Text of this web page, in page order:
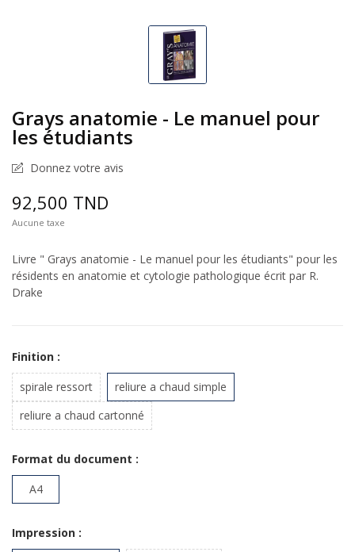
Grays anatomie - Le manuel pour
les étudiants
Donnez votre avis
92,500 TND
Aucune taxe
Livre " Grays anatomie - Le manuel pour les étudiants" pour les
résidents en anatomie et cytologie pathologique écrit par R.
Drake
Finition :
spirale ressort
reliure a chaud simple
reliure a chaud cartonné
Format du document :
A4
Impression :